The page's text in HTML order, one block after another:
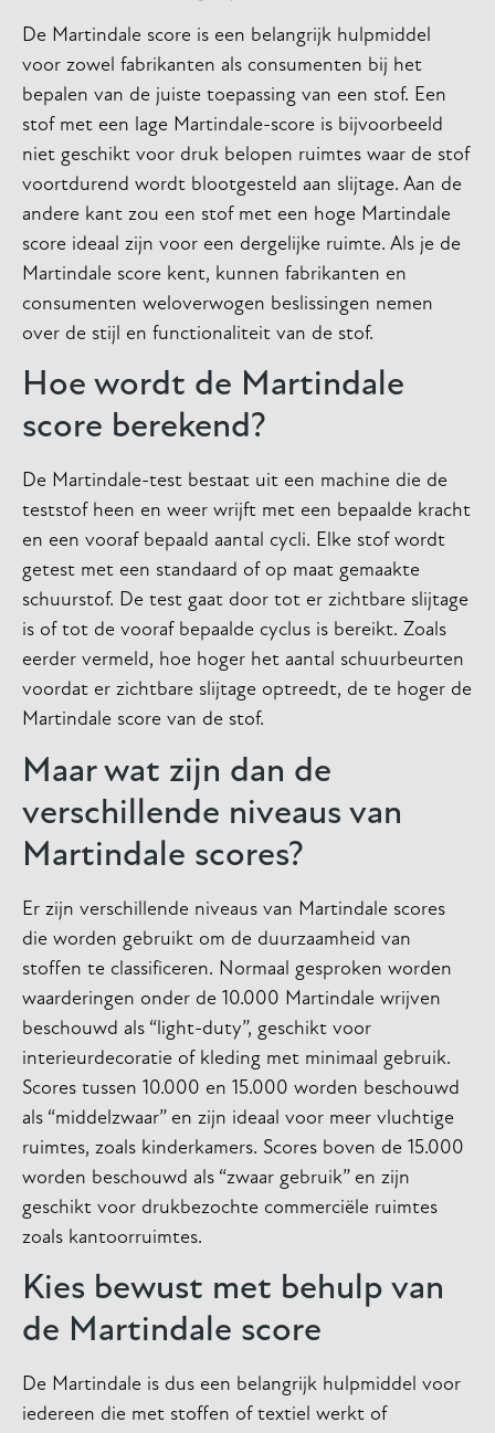
De Martindale score is een belangrijk hulpmiddel
voor zowel fabrikanten als consumenten bij het
bepalen van de juiste toepassing van een stof. Een
stof met een lage Martindale-score is bijvoorbeeld
niet geschikt voor druk belopen ruimtes waar de stof
voortdurend wordt blootgesteld aan slijtage. Aan de
andere kant zou een stof met een hoge Martindale
score ideaal zijn voor een dergelijke ruimte. Als je de
Martindale score kent, kunnen fabrikanten en
consumenten weloverwogen beslissingen nemen
over de stijl en functionaliteit van de stof.
Hoe wordt de Martindale
score berekend?
De Martindale-test bestaat uit een machine die de
teststof heen en weer wrijft met een bepaalde kracht
en een vooraf bepaald aantal cycli. Elke stof wordt
getest met een standaard of op maat gemaakte
schuurstof. De test gaat door tot er zichtbare slijtage
is of tot de vooraf bepaalde cyclus is bereikt. Zoals
eerder vermeld, hoe hoger het aantal schuurbeurten
voordat er zichtbare slijtage optreedt, de te hoger de
Martindale score van de stof.
Maar wat zijn dan de
verschillende niveaus van
Martindale scores?
Er zijn verschillende niveaus van Martindale scores
die worden gebruikt om de duurzaamheid van
stoffen te classificeren. Normaal gesproken worden
waarderingen onder de 10.000 Martindale wrijven
beschouwd als “light-duty”, geschikt voor
interieurdecoratie of kleding met minimaal gebruik.
Scores tussen 10.000 en 15.000 worden beschouwd
als “middelzwaar” en zijn ideaal voor meer vluchtige
ruimtes, zoals kinderkamers. Scores boven de 15.000
worden beschouwd als “zwaar gebruik” en zijn
geschikt voor drukbezochte commerciële ruimtes
zoals kantoorruimtes.
Kies bewust met behulp van
de Martindale score
De Martindale is dus een belangrijk hulpmiddel voor
iedereen die met stoffen of textiel werkt of